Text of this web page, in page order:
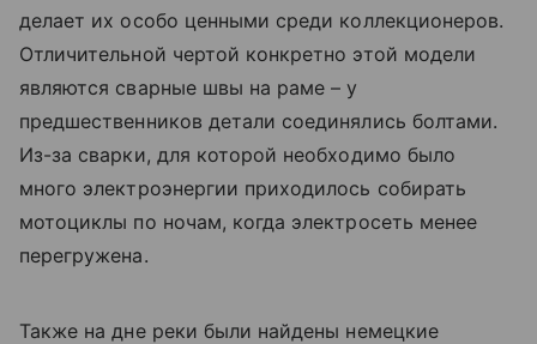
делает их особо ценными среди коллекционеров.
Отличительной чертой конкретно этой модели
являются сварные швы на раме – у
предшественников детали соединялись болтами.
Из-за сварки, для которой необходимо было
много электроэнергии приходилось собирать
мотоциклы по ночам, когда электросеть менее
перегружена.
Также на дне реки были найдены немецкие